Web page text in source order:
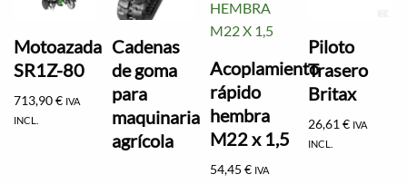
Motoazada
SR1Z-80
713,90€ IVA
INCL.
Cadenas
de goma
para
maquinaria
agrícola
Acoplamiento
rápido
hembra
M22 x 1,5
54,45€ IVA
Piloto
Trasero
Britax
26,61€ IVA
INCL.